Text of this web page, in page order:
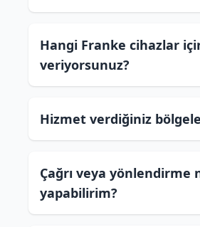
Hangi Franke cihazlar
veriyorsunuz?
Hizmet verdiğiniz
Çağrı veya yönlendirme
yapabilirim?